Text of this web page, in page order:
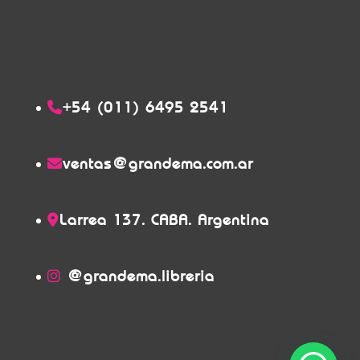
+54 (011) 6495 2541
ventas@grandema.com.ar
Larrea 137. CABA. Argentina
@grandema.libreria